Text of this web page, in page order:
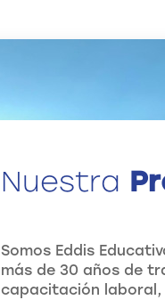
Nuestra
Somos Eddis
más de 30 años de
capacitación laboral,